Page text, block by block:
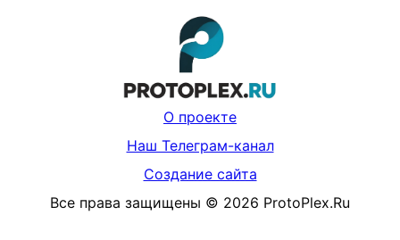
О проекте
Наш Телеграм-канал
Создание сайта
Все права защищены © 2026 ProtoPlex.Ru